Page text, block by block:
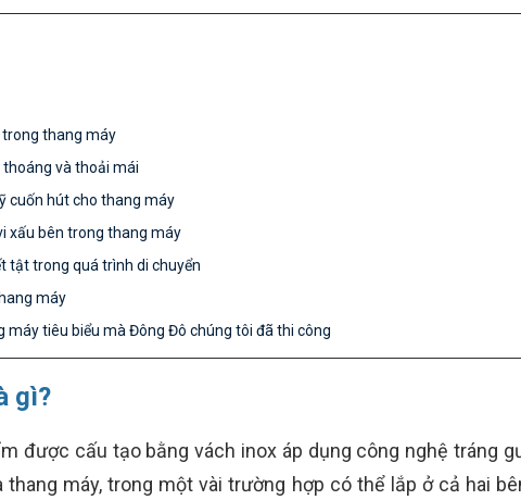
trong thang máy
và thoải mái
cuốn hút cho thang máy
xấu bên trong thang máy
tật trong quá trình di chuyển
máy
máy tiêu biểu mà Đông Đô chúng tôi đã thi công
gì?
được cấu tạo bằng vách inox áp dụng công nghệ tráng
thang máy, trong một vài trường hợp có thể lắp ở cả hai